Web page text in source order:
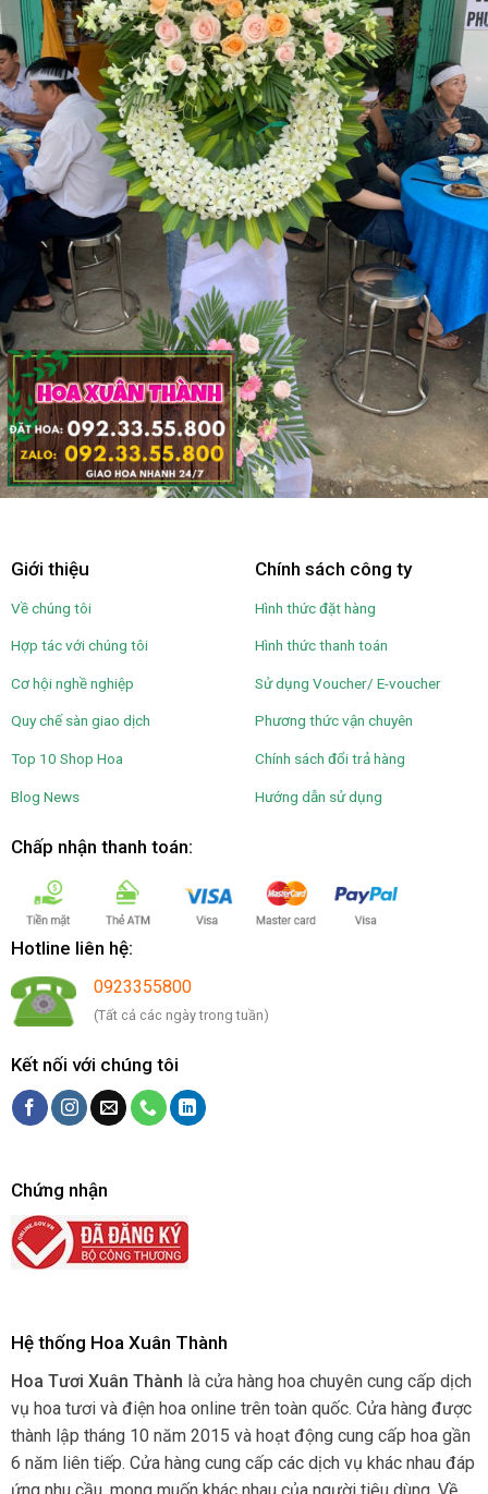
Giới thiệu
Về chúng tôi
Hợp tác với chúng tôi
Cơ hội nghề nghiệp
Quy chế sàn giao dịch
Top 10 Shop Hoa
Blog News
Chính sách công ty
Hình thức đặt hàng
Hình thức thanh toán
Sử dụng Voucher/ E-voucher
Phương thức vận chuyên
Chính sách đổi trả hàng
Hướng dẫn sử dụng
Chấp nhận thanh toán:
Hotline liên hệ:
0923355800
(Tất cả các ngày trong tuần)
Kết nối với chúng tôi
Chứng nhận
Hệ thống Hoa Xuân Thành
Hoa Tươi Xuân Thành là cửa hàng hoa chuyên cung cấp dịch
vụ hoa tươi và điện hoa online trên toàn quốc. Cửa hàng được
thành lập tháng 10 năm 2015 và hoạt động cung cấp hoa gần
6 năm liên tiếp. Cửa hàng cung cấp các dịch vụ khác nhau đáp